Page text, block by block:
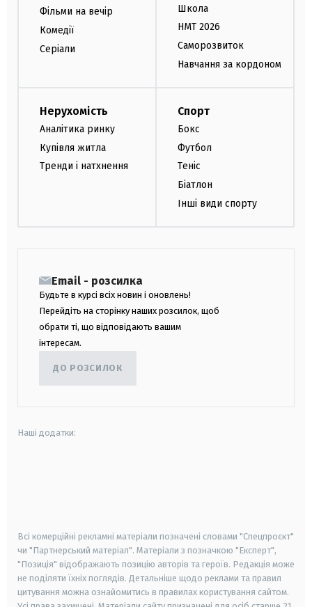
Фільми на вечір
Комедії
Серіали
Школа
НМТ 2026
Саморозвиток
Навчання за кордоном
Нерухомість
Аналітика ринку
Купівля житла
Тренди і натхнення
Спорт
Бокс
Футбол
Теніс
Біатлон
Інші види спорту
Email - розсилка
Будьте в курсі всіх новин і оновлень!
Перейдіть на сторінку наших розсилок, щоб
обрати ті, що відповідають вашим
інтересам.
ДО РОЗСИЛОК
Наші додатки:
Всі комерційні рекламні матеріали позначені словами "Спецпроєкт"
чи "Партнерський матеріал". Матеріали з позначкою "Експерт",
"Позиція" відображають позицію авторів та героїв. Редакція може
не поділяти їхніх поглядів. Детальніше щодо реклами та правил
цитування можна ознайомитись в правилах користування сайтом.